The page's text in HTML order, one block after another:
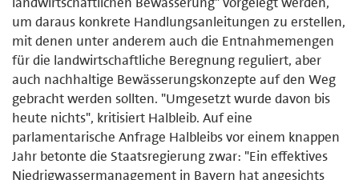
um daraus konkrete Handlungsanleitungen zu erstellen,
mit denen unter anderem auch die Entnahmemengen
für die landwirtschaftliche Beregnung reguliert, aber
auch nachhaltige Bewässerungskonzepte auf den Weg
gebracht werden sollten. "Umgesetzt wurde davon bis
heute nichts", kritisiert Halbleib. Auf eine
parlamentarische Anfrage Halbleibs vor einem knappen
Jahr betonte die Staatsregierung zwar: "Ein effektives
Niedrigwassermanagement in Bayern hat angesichts